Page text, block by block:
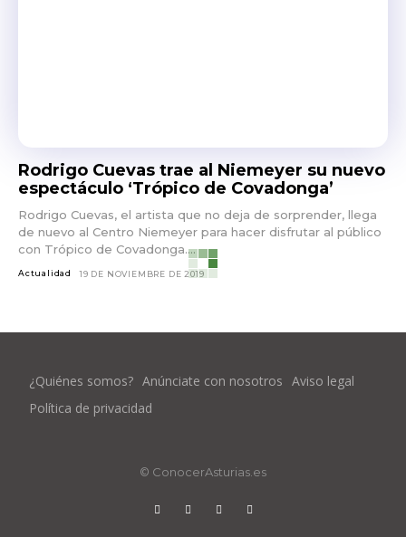
Rodrigo Cuevas trae al Niemeyer su nuevo
espectáculo ‘Trópico de Covadonga’
Rodrigo Cuevas, el artista que no deja de sorprender, llega
de nuevo al Centro Niemeyer para hacer disfrutar al público
con Trópico de Covadonga....
Actualidad 19 DE NOVIEMBRE DE 2019
¿Quiénes somos? Anúnciate con nosotros Aviso legal
Política de privacidad
© ConocerAsturias.es